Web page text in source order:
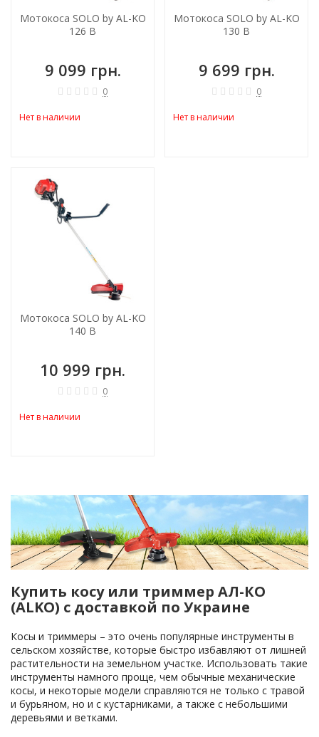
Мотокоса SOLO by AL-KO
126 B
9 099 грн.
0
Нет в наличии
Мотокоса SOLO by AL-KO
130 B
9 699 грн.
0
Нет в наличии
Мотокоса SOLO by AL-KO
140 B
10 999 грн.
0
Нет в наличии
Купить косу или триммер АЛ-КО
(ALKO) с доставкой по Украине
Косы и триммеры – это очень популярные инструменты в
сельском хозяйстве, которые быстро избавляют от лишней
растительности на земельном участке. Использовать такие
инструменты намного проще, чем обычные механические
косы, и некоторые модели справляются не только с травой
и бурьяном, но и с кустарниками, а также с небольшими
деревьями и ветками.